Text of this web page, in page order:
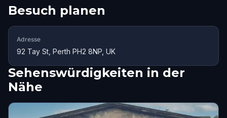
Besuch planen
Adresse
92 Tay St, Perth PH2 8NP, UK
Sehenswürdigkeiten in der
Nähe